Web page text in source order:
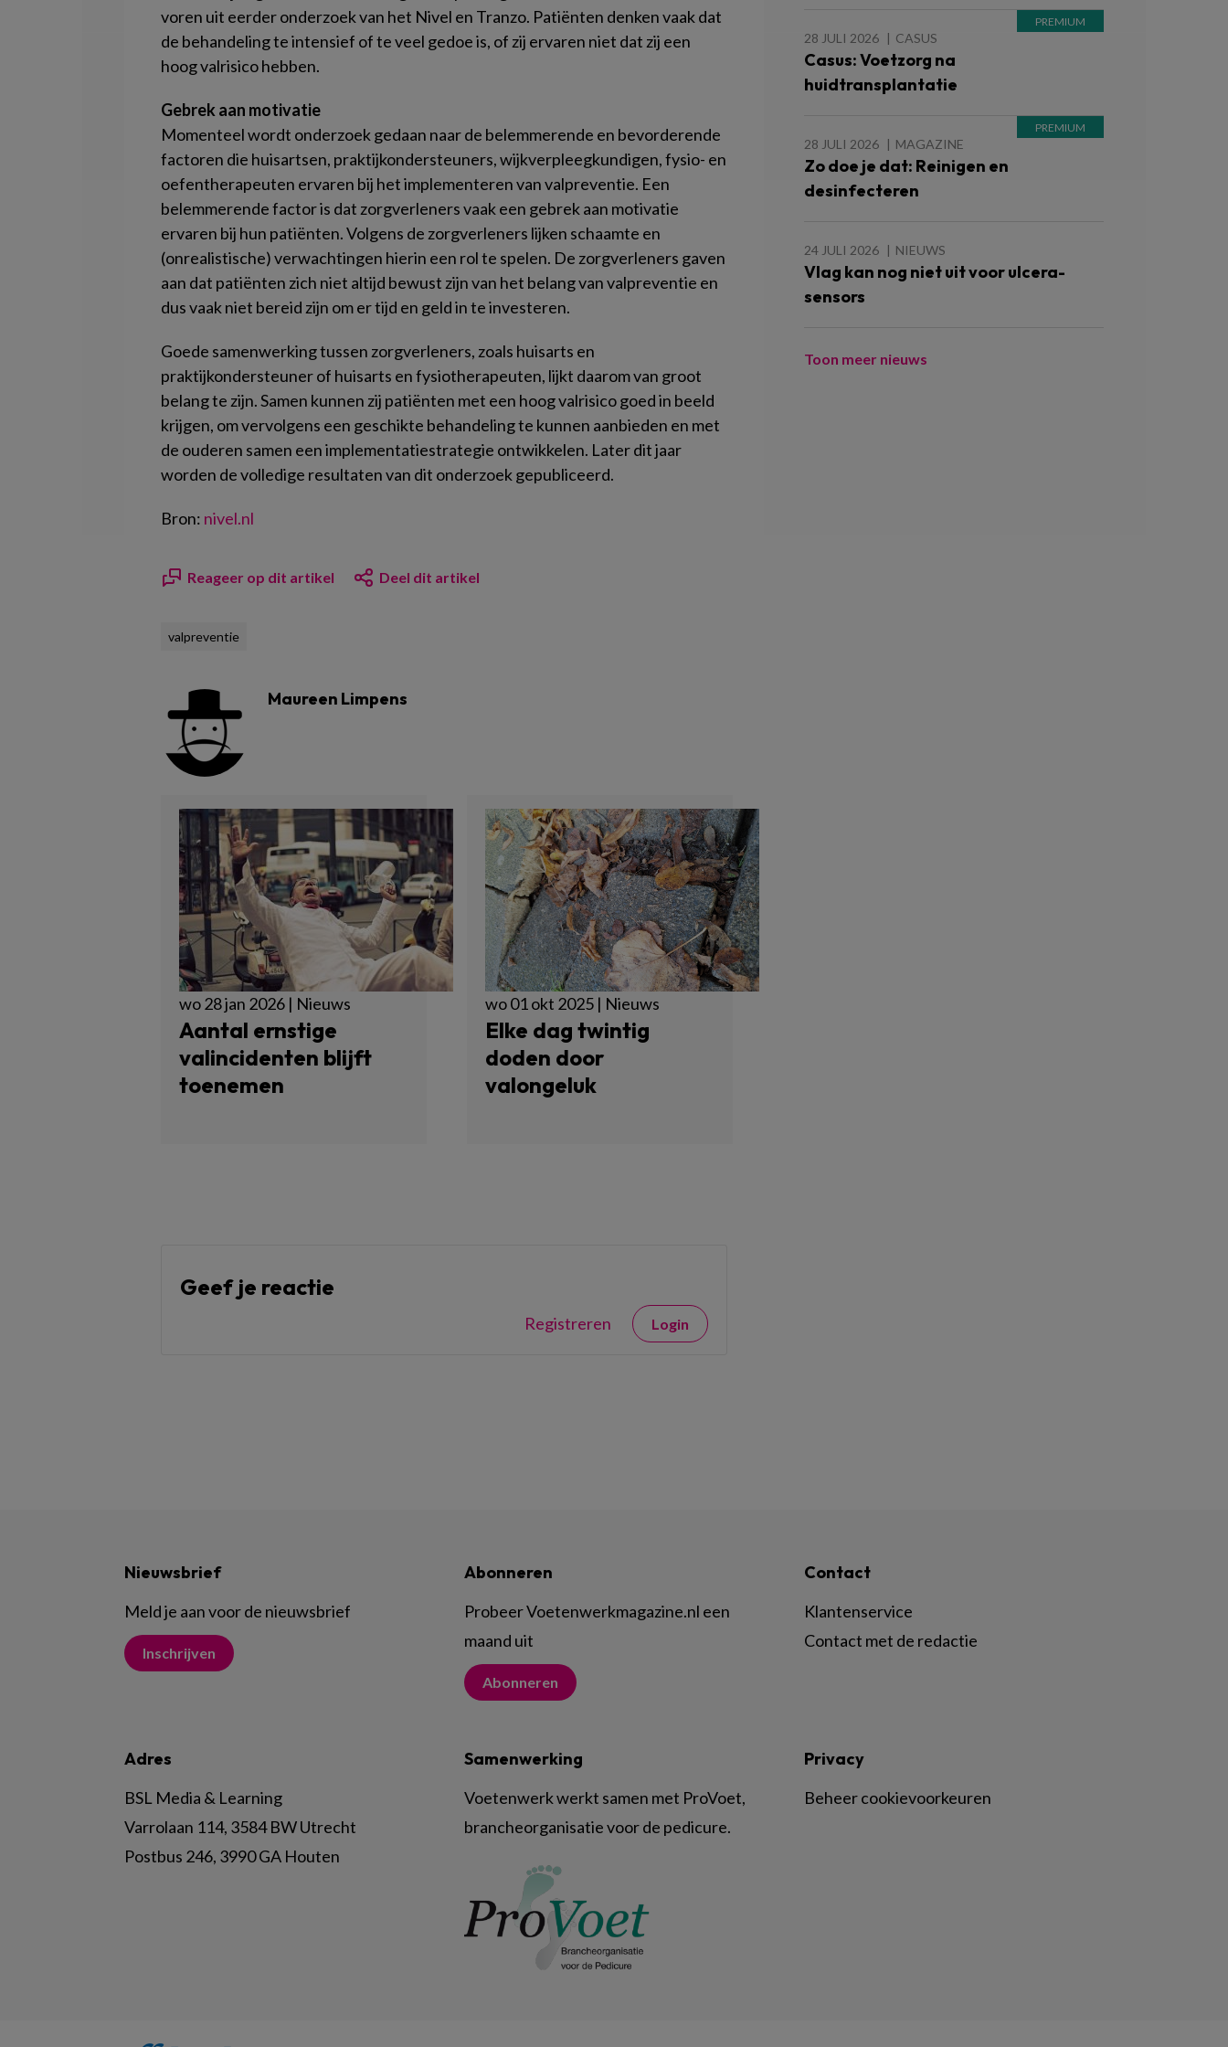
voren uit eerder onderzoek van het Nivel en Tranzo. Patiënten denken vaak dat
de behandeling te intensief of te veel gedoe is, of zij ervaren niet dat zij een
hoog valrisico hebben.
Gebrek aan motivatie
Momenteel wordt onderzoek gedaan naar de belemmerende en bevorderende
factoren die huisartsen, praktijkondersteuners, wijkverpleegkundigen, fysio- en
oefentherapeuten ervaren bij het implementeren van valpreventie. Een
belemmerende factor is dat zorgverleners vaak een gebrek aan motivatie
ervaren bij hun patiënten. Volgens de zorgverleners lijken schaamte en
(onrealistische) verwachtingen hierin een rol te spelen. De zorgverleners gaven
aan dat patiënten zich niet altijd bewust zijn van het belang van valpreventie en
dus vaak niet bereid zijn om er tijd en geld in te investeren.
Goede samenwerking tussen zorgverleners, zoals huisarts en
praktijkondersteuner of huisarts en fysiotherapeuten, lijkt daarom van groot
belang te zijn. Samen kunnen zij patiënten met een hoog valrisico goed in beeld
krijgen, om vervolgens een geschikte behandeling te kunnen aanbieden en met
de ouderen samen een implementatiestrategie ontwikkelen. Later dit jaar
worden de volledige resultaten van dit onderzoek gepubliceerd.
Bron: nivel.nl
Reageer op dit artikel Deel dit artikel
valpreventie
Maureen Limpens
wo 28 jan 2026 | Nieuws
Aantal ernstige
valincidenten blijft
toenemen
wo 01 okt 2025 | Nieuws
Elke dag twintig
doden door
valongeluk
Geef je reactie
Registreren Login
28 JULI 2026 CASUS
Casus: Voetzorg na
huidtransplantatie
28 JULI 2026 MAGAZINE
Zo doe je dat: Reinigen en
desinfecteren
24 JULI 2026 NIEUWS
Vlag kan nog niet uit voor ulcera-
sensors
Toon meer nieuws
Nieuwsbrief
Meld je aan voor de nieuwsbrief
Inschrijven
Abonneren
Probeer Voetenwerkmagazine.nl een
maand uit
Abonneren
Contact
Klantenservice
Contact met de redactie
Adres
BSL Media & Learning
Varrolaan 114, 3584 BW Utrecht
Postbus 246, 3990 GA Houten
Samenwerking
Voetenwerk werkt samen met ProVoet,
brancheorganisatie voor de pedicure.
Privacy
Beheer cookievoorkeuren